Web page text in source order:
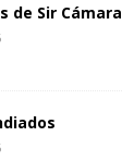
de Sir Cámara